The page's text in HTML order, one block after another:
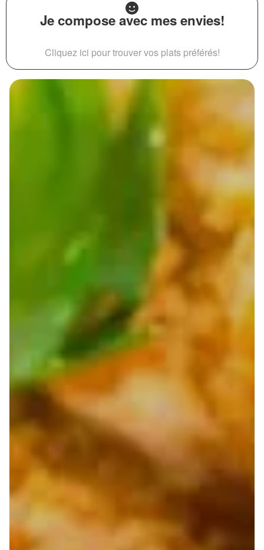
Je compose avec mes envies!
Cliquez ici pour trouver vos plats préférés!